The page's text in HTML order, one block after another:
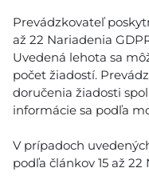
Prevádzkovateľ
až 22 Nariadenia
Uvedená lehota sa
počet žiadostí.
doručenia žiadosti
informácie sa podľa
V prípadoch
podľa článkov 15 až